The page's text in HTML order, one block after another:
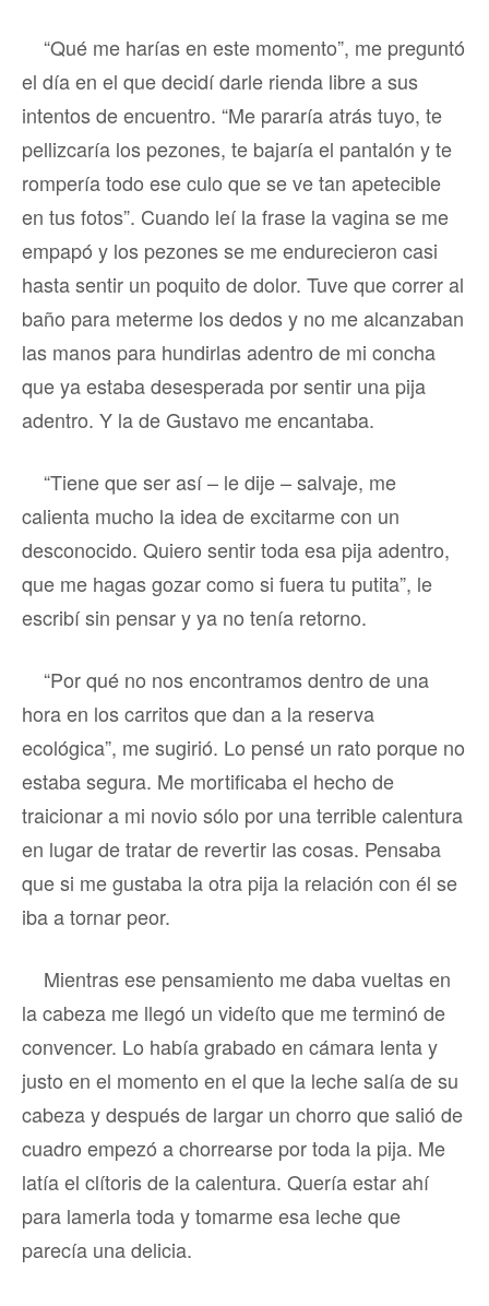
“Qué me harías en este momento”, me preguntó
el día en el que decidí darle rienda libre a sus
intentos de encuentro. “Me pararía atrás tuyo, te
pellizcaría los pezones, te bajaría el pantalón y te
rompería todo ese culo que se ve tan apetecible
en tus fotos”. Cuando leí la frase la vagina se me
empapó y los pezones se me endurecieron casi
hasta sentir un poquito de dolor. Tuve que correr al
baño para meterme los dedos y no me alcanzaban
las manos para hundirlas adentro de mi concha
que ya estaba desesperada por sentir una pija
adentro. Y la de Gustavo me encantaba.
“Tiene que ser así – le dije – salvaje, me
calienta mucho la idea de excitarme con un
desconocido. Quiero sentir toda esa pija adentro,
que me hagas gozar como si fuera tu putita”, le
escribí sin pensar y ya no tenía retorno.
“Por qué no nos encontramos dentro de una
hora en los carritos que dan a la reserva
ecológica”, me sugirió. Lo pensé un rato porque no
estaba segura. Me mortificaba el hecho de
traicionar a mi novio sólo por una terrible calentura
en lugar de tratar de revertir las cosas. Pensaba
que si me gustaba la otra pija la relación con él se
iba a tornar peor.
Mientras ese pensamiento me daba vueltas en
la cabeza me llegó un videíto que me terminó de
convencer. Lo había grabado en cámara lenta y
justo en el momento en el que la leche salía de su
cabeza y después de largar un chorro que salió de
cuadro empezó a chorrearse por toda la pija. Me
latía el clítoris de la calentura. Quería estar ahí
para lamerla toda y tomarme esa leche que
parecía una delicia.